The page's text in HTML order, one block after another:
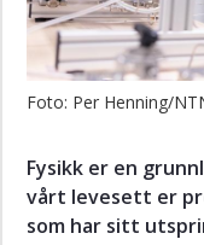
ved
NTNU?
Ledelse
Foto: Per Henning/
Fysikk er en
vårt levesett er
som har sitt